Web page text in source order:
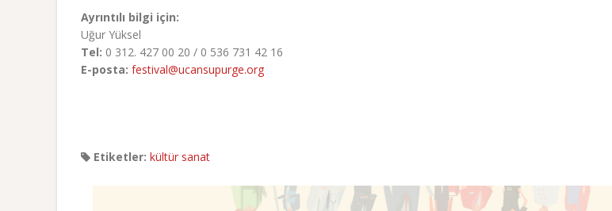
Ayrıntılı bilgi için:
Uğur Yüksel
Tel: 0 312. 427 00 20 / 0 536 731 42 16
E-posta: festival@ucansupurge.org
Etiketler: kültür sanat